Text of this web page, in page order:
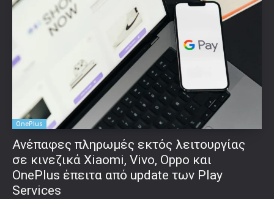
OnePlus
Ανέπαφες πληρωμές εκτός λειτουργίας
σε κινεζικά Xiaomi, Vivo, Oppo και
OnePlus έπειτα από update των Play
Services